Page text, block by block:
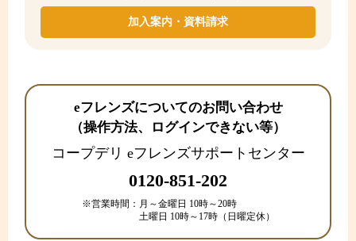
加入案内・資料請求
eフレンズについてのお問い合わせ
（操作方法、ログインできない等）
コープデリ eフレンズサポートセンター
0120-851-202
※営業時間： 月～金曜日 10時～20時
土曜日 10時～17時（日曜定休）